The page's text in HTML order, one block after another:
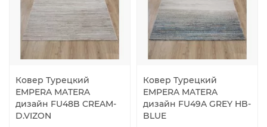
Ковер Турецкий
EMPERA MATERA
дизайн FU48B CREAM-
D.VIZON
Ковер Турецкий
EMPERA MATERA
дизайн FU49A GREY HB-
BLUE